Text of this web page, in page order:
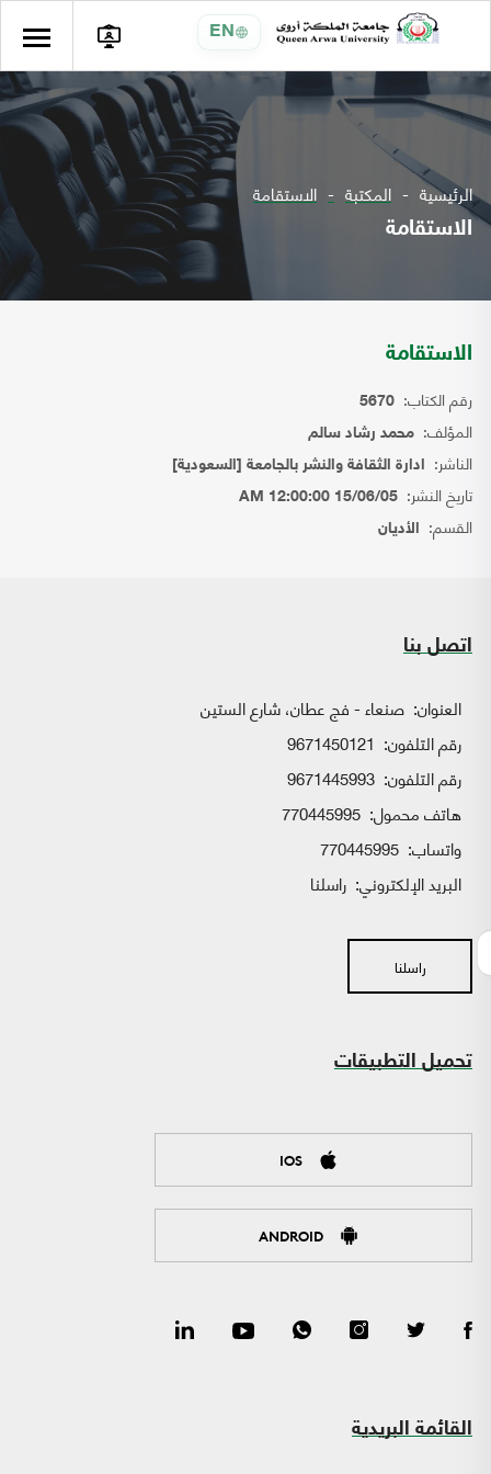
EN
الرئيسية المكتبة الاستقامة
الاستقامة
الاستقامة
رقم الكتاب: 5670
المؤلف: محمد رشاد سالم
الناشر: ادارة الثقافة والنشر بالجامعة [السعودية]
تاريخ النشر: 15/06/05 12:00:00 AM
القسم: الأديان
اتصل بنا
العنوان: صنعاء - فج عطان، شارع الستين
رقم التلفون: 9671450121
رقم التلفون: 9671445993
هاتف محمول: 770445995
واتساب:
البريد الإلكتروني: راسلنا
راسلنا
تحميل التطبيقات
IOS
ANDROID
القائمة البريدية